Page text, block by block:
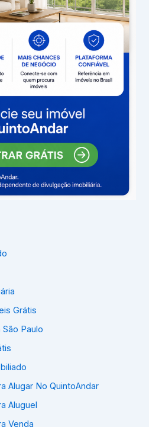
Grátis
Paulo
Alugar No QuintoAndar
Aluguel
Venda